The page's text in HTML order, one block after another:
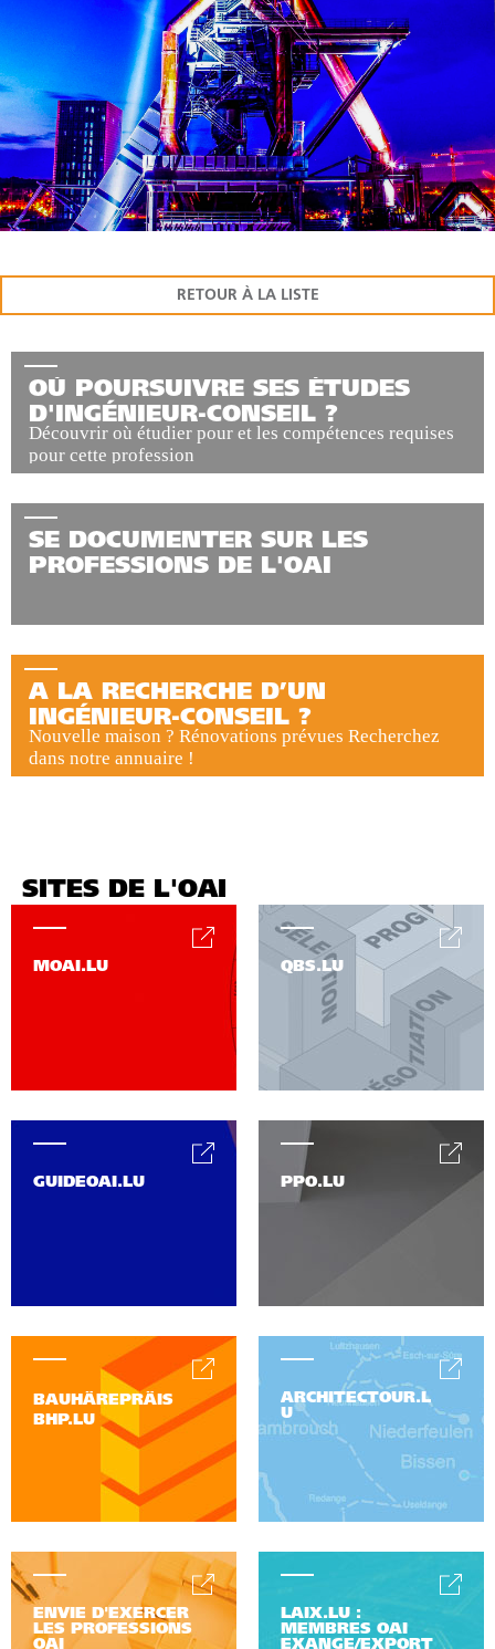
RETOUR À LA LISTE
OÙ POURSUIVRE SES ÉTUDES
D'INGÉNIEUR-CONSEIL ?
Découvrir où étudier pour et les compétences requises
pour cette profession
SE DOCUMENTER SUR LES
PROFESSIONS DE L'OAI
A LA RECHERCHE D’UN
INGÉNIEUR-CONSEIL ?
Nouvelle maison ? Rénovations prévues Recherchez
dans notre annuaire !
SITES DE L'OAI
MOAI.LU QBS.LU
PPO.LU
GUIDEOAI.LU
BAUHÄREPRÄIS
BHP.LU
ARCHITECTOUR.L
U
ENVIE D'EXERCER
LES PROFESSIONS
OAI
LAIX.LU :
MEMBRES OAI
EXANGE/EXPORT